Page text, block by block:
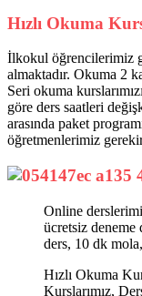
Hızlı Okuma
İlkokul öğrencilerimiz
almaktadır. Okuma 2
Seri okuma
göre ders saatleri
arasında paket
öğretmenlerimiz
Online
ücretsiz
ders, 10 dk
Hızlı Okuma
Kurslarımız,